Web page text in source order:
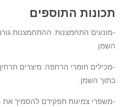
תכונות התוספים
-מונעים התחמצנות: ההתחמצנות
השמן.
-מכילים חומרי הרחפה: מיצרים
בתוך השמן.
-משפרי צמיגות תפקידם להסמיך